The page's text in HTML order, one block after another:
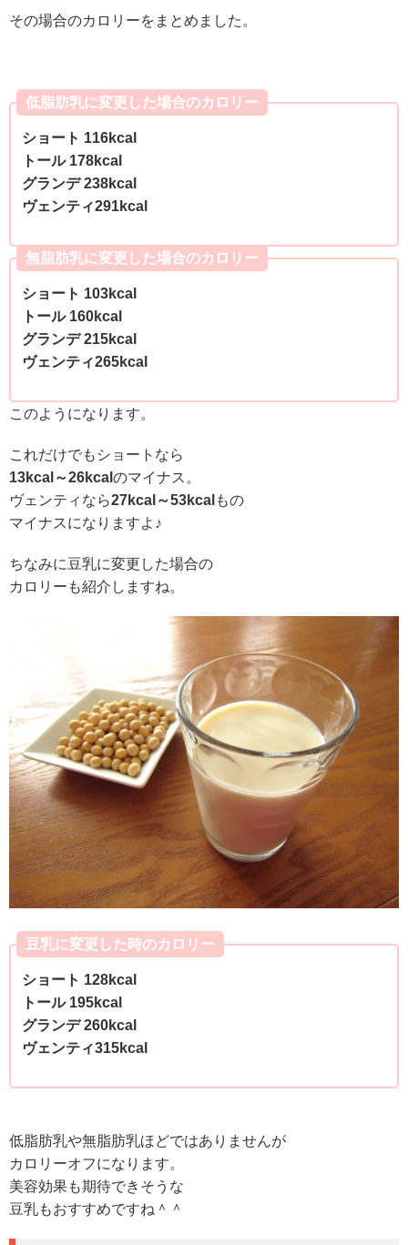
その場合のカロリーをまとめました。
低脂肪乳に変更した場合のカロリー
ショート 116kcal
トール 178kcal
グランデ 238kcal
ヴェンティ291kcal
無脂肪乳に変更した場合のカロリー
ショート 103kcal
トール 160kcal
グランデ 215kcal
ヴェンティ265kcal
このようになります。
これだけでもショートなら
13kcal～26kcal のマイナス。
ヴェンティなら27kcal～53kcal もの
マイナスになりますよ♪
ちなみに豆乳に変更した場合の
カロリーも紹介しますね。
豆乳に変更した時のカロリー
ショート 128kcal
トール 195kcal
グランデ 260kcal
ヴェンティ315kcal
低脂肪乳や無脂肪乳ほどではありませんが
カロリーオフになります。
美容効果も期待できそうな
豆乳もおすすめですね＾＾